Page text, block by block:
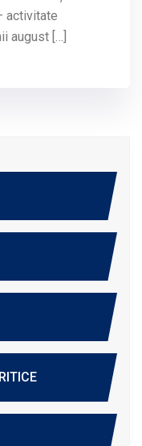
activitate
august […]